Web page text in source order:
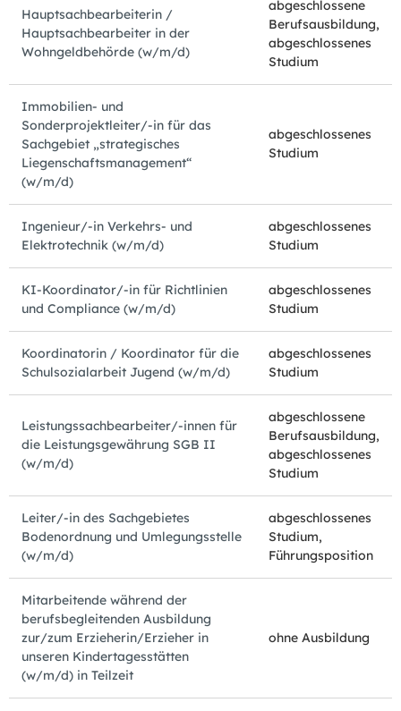
Hauptsachbearbeiterin /
Hauptsachbearbeiter in der
Wohngeldbehörde (w/m/d)
abgeschlossene
Berufsausbildung,
abgeschlossenes
Studium
Immobilien- und
Sonderprojektleiter/-in für das
Sachgebiet „strategisches
Liegenschaftsmanagement“
(w/m/d)
abgeschlossenes
Studium
Ingenieur/-in Verkehrs- und
Elektrotechnik (w/m/d)
abgeschlossenes
Studium
KI-Koordinator/-in für Richtlinien
und Compliance (w/m/d)
abgeschlossenes
Studium
Koordinatorin / Koordinator für die
Schulsozialarbeit Jugend (w/m/d)
abgeschlossenes
Studium
Leistungssachbearbeiter/-innen für
die Leistungsgewährung SGB II
(w/m/d)
abgeschlossene
Berufsausbildung,
abgeschlossenes
Studium
Leiter/-in des Sachgebietes
Bodenordnung und Umlegungsstelle
(w/m/d)
abgeschlossenes
Studium,
Führungsposition
Mitarbeitende während der
berufsbegleitenden Ausbildung
zur/zum Erzieherin/Erzieher in
unseren Kindertagesstätten
(w/m/d) in Teilzeit
ohne Ausbildung